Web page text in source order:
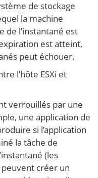
de stockage
la machine
de l’instantané est
est atteint,
peut échouer.
l’hôte ESXi et
verrouillés par une
une application de
si l’application
la tâche de
(les
créer un